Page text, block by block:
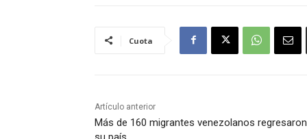
Cuota
Artículo anterior
Más de 160 migrantes venezolanos